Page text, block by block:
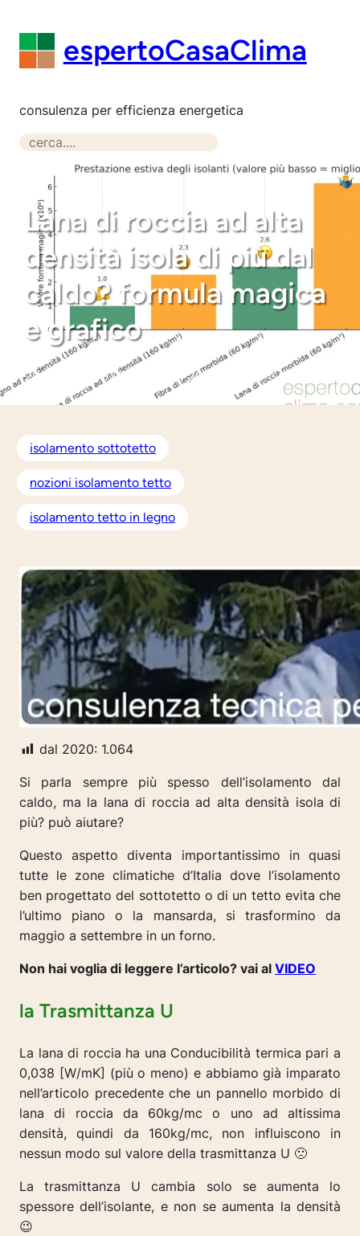
contenuto espertoCasaClima
consulenza per efficienza energetica
S
Lana di roccia ad alta
densità isola di più dal
caldo? formula magica
e grafico
29 Agosto 2025 dal 2020: 9 risposte
isolamento sottotetto
nozioni isolamento tetto
isolamento tetto in legno
dal 2020: 1.064
Si parla sempre più spesso dell’isolamento dal
caldo, ma la lana di roccia ad alta densità isola di
più? può aiutare?
Questo aspetto diventa importantissimo in quasi
tutte le zone climatiche d’Italia dove l’isolamento
ben progettato del sottotetto o di un tetto evita che
l’ultimo piano o la mansarda, si trasformino da
maggio a settembre in un forno.
Non hai voglia di leggere l’articolo? vai al VIDEO
la Trasmittanza U
La lana di roccia ha una Conducibilità termica pari a
0,038 [W/mK] (più o meno) e abbiamo già imparato
nell’articolo precedente che un pannello morbido di
lana di roccia da 60kg/mc o uno ad altissima
densità, quindi da 160kg/mc, non influiscono in
nessun modo sul valore della trasmittanza U 🙁
La trasmittanza U cambia solo se aumenta lo
spessore dell’isolante, e non se aumenta la densità
😉